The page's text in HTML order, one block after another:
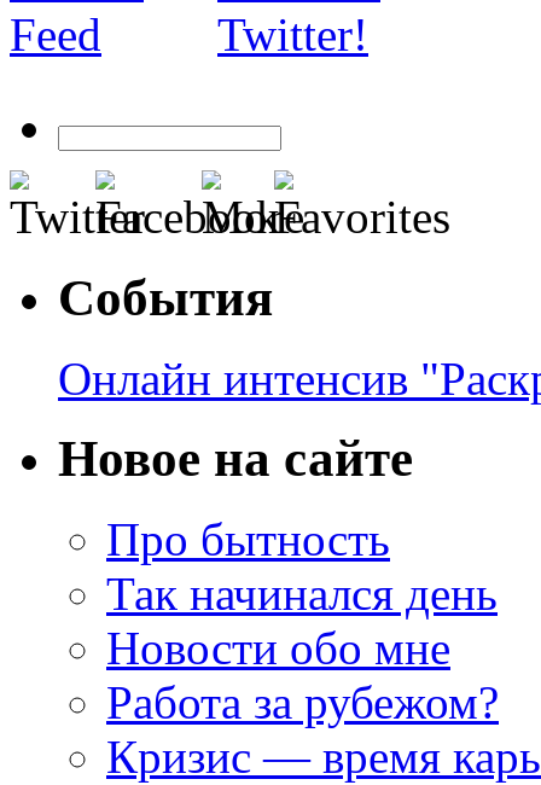
События
Онлайн интенсив
Новое на сайте
Про бытность
Так начинался день
Новости обо мне
Работа за рубежом?
Кризис — время